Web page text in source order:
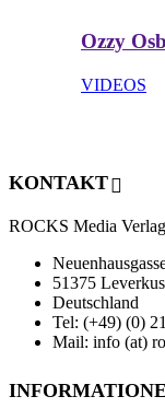
Ozzy
VIDEOS
KONTAKT
ROCKS Media Verlag
51375
Deutschland
Tel: (+49) (0)
Mail: info (at)